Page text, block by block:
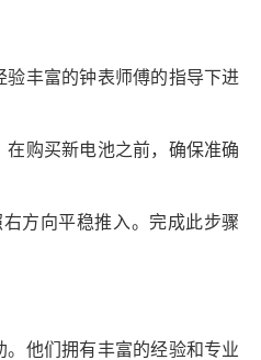
丰富的钟表师傅的指导下进
购买新电池之前，确保准确
方向平稳推入。完成此步骤
他们拥有丰富的经验和专业